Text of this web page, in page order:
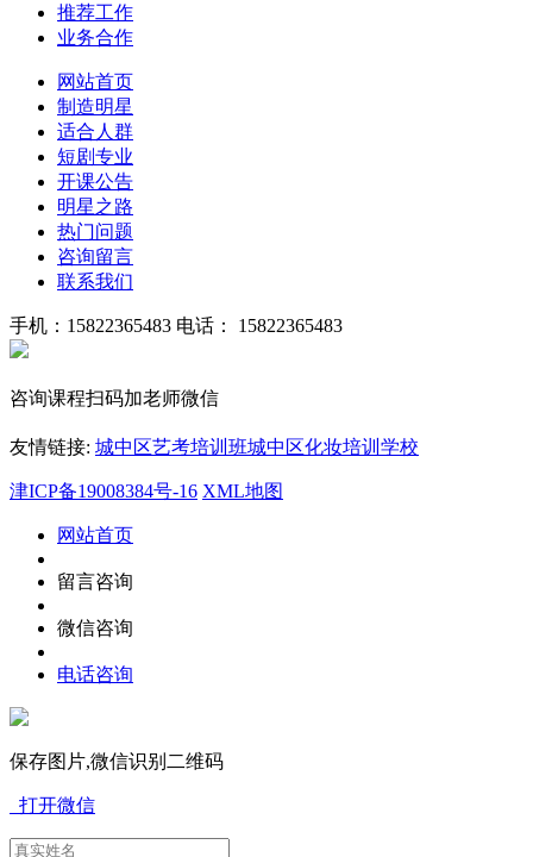
推荐工作
业务合作
网站首页
制造明星
适合人群
短剧专业
开课公告
明星之路
热门问题
咨询留言
联系我们
手机：15822365483 电话： 15822365483
咨询课程扫码加老师微信
友情链接: 城中区艺考培训班城中区化妆培训学校
津ICP备19008384号-16 XML地图
网站首页
留言咨询
微信咨询
电话咨询
保存图片,微信识别二维码
打开微信